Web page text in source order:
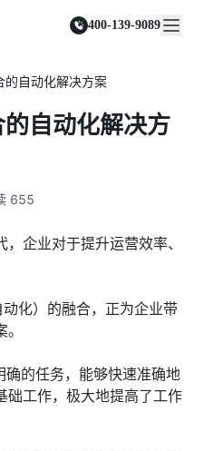
400-139-9089
| 仓储管理
| 优化营商
| 风险监测
| 流程智动
的自动化解决方案
自动化解决方
655
企业对于提升运营效率、
化）的融合，正为企业带
确的任务，能够快速准确地
础工作，极大地提高了工作